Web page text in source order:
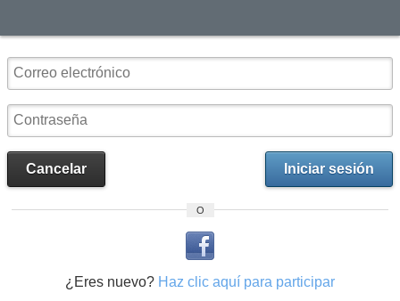
Iniciar sesión
Cancelar
O
¿Eres nuevo? Haz clic aquí para participar